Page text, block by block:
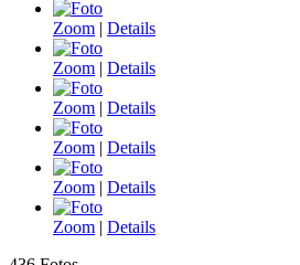
Zoom | Details
Zoom | Details
Zoom | Details
Zoom | Details
Zoom | Details
Zoom | Details